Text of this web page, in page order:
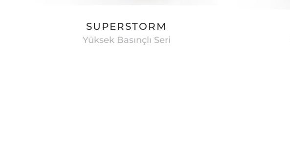
SUPERSTORM
Yüksek Basınçlı Seri